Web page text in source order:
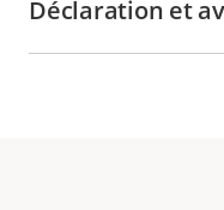
Déclaration et